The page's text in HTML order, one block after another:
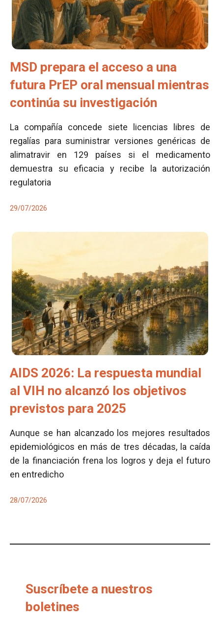
MSD prepara el acceso a una
futura PrEP oral mensual mientras
continúa su investigación
La compañía concede siete licencias libres de
regalías para suministrar versiones genéricas de
alimatravir en 129 países si el medicamento
demuestra su eficacia y recibe la autorización
regulatoria
29/07/2026
AIDS 2026: La respuesta mundial
al VIH no alcanzó los objetivos
previstos para 2025
Aunque se han alcanzado los mejores resultados
epidemiológicos en más de tres décadas, la caída
de la financiación frena los logros y deja el futuro
en entredicho
28/07/2026
Suscríbete a nuestros
boletines